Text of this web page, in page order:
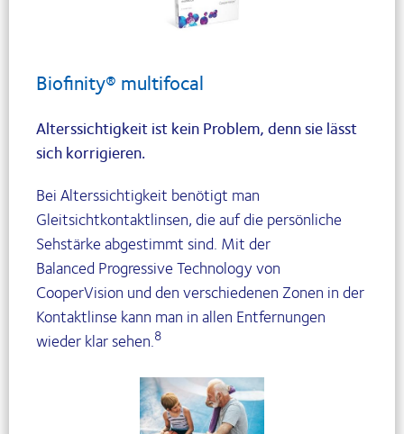
Biofinity® multifocal
Alterssichtigkeit ist kein Problem, denn sie lässt
sich korrigieren.
Bei Alterssichtigkeit benötigt man
Gleitsichtkontaktlinsen, die auf die persönliche
Sehstärke abgestimmt sind. Mit der
Balanced Progressive Technology von
CooperVision und den verschiedenen Zonen in der
Kontaktlinse kann man in allen Entfernungen
wieder klar sehen.8